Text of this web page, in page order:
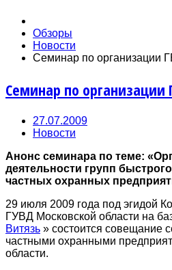
Обзоры
Новости
Семинар по организации
Семинар по организации
27.07.2009
Новости
Анонс семинара по теме:
деятельности групп
частных охранных
29 июля 2009 года под эгидой
ГУВД Московской области на
Витязь » состоится совещание
частными охранными
области.